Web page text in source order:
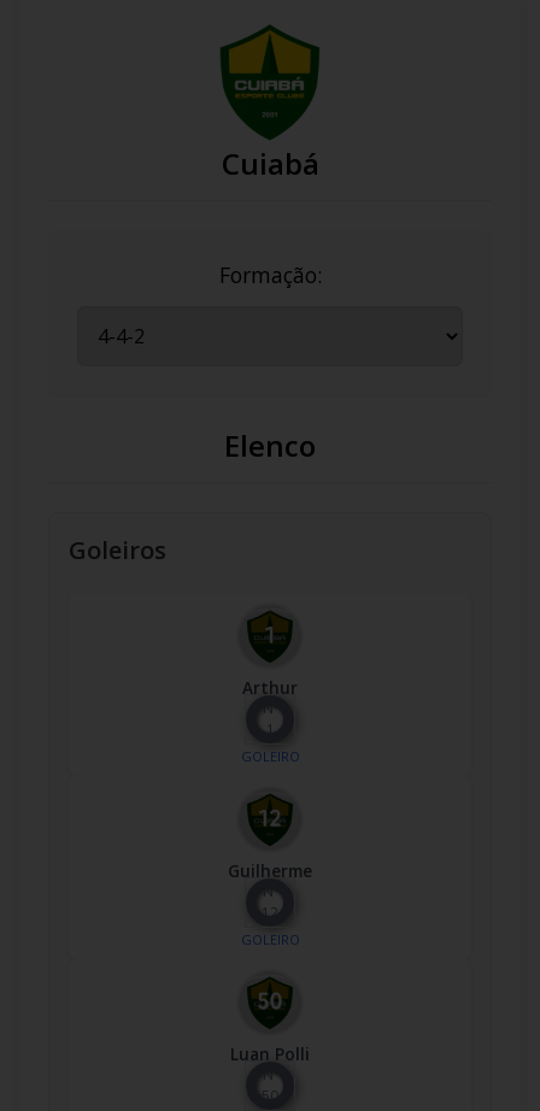
Cuiabá
Formação:
Elenco
Goleiros
Arthur
Nº
1
GOLEIRO
Guilherme
Nº
12
GOLEIRO
Luan Polli
Nº
50